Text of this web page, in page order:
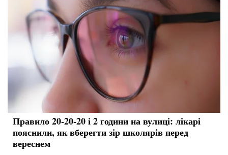
Правило 20-20-20 і 2 години на вулиці: лікарі
пояснили, як вберегти зір школярів перед
вереснем